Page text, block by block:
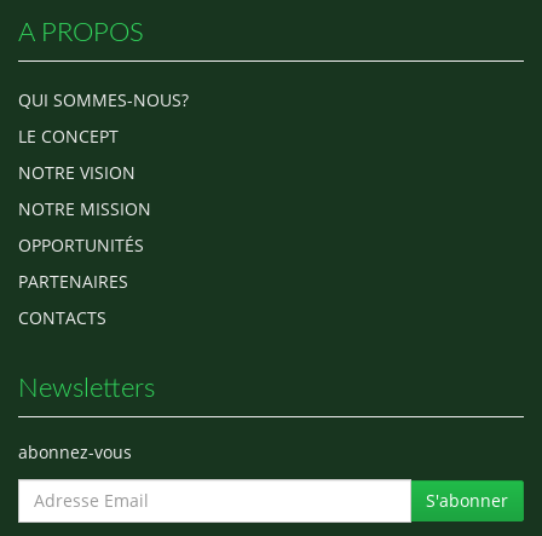
A PROPOS
QUI SOMMES-NOUS?
LE CONCEPT
NOTRE VISION
NOTRE MISSION
OPPORTUNITÉS
PARTENAIRES
CONTACTS
Newsletters
abonnez-vous
S'abonner